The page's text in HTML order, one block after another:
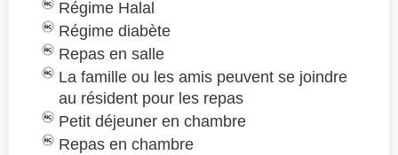
Régime Halal
Régime diabète
Repas en salle
La famille ou les amis peuvent se joindre
au résident pour les repas
Petit déjeuner en chambre
Repas en chambre